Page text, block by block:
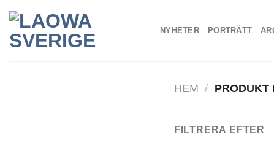
content
NYHETER PORTRÄTT
HEM / PRODUKT
FILTRERA EFTER